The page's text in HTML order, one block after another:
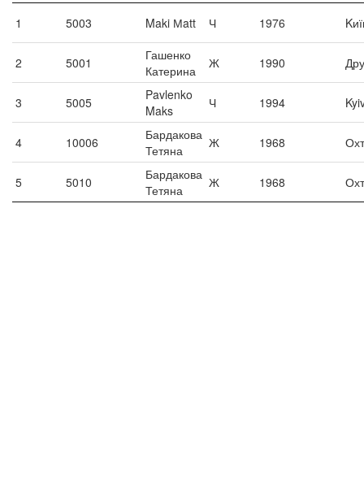
1 5003 Maki Мatt Ч 1976
2 5001
Гашенко
Катерина
Ж 1990
3 5005
Pavlenko
Maks
Ч 1994
4 10006
Бардакова
Тетяна
Ж 1968
5 5010
Бардакова
Тетяна
Ж 1968